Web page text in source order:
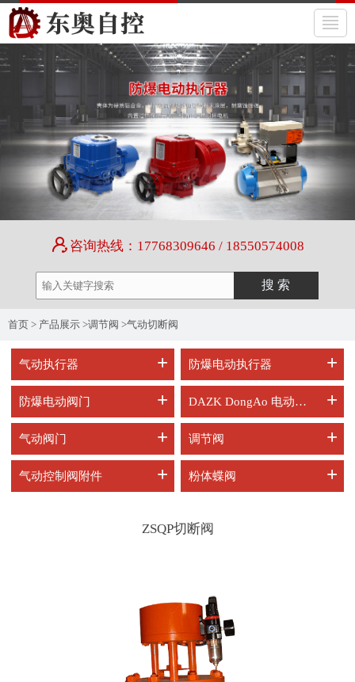
咨询热线：17768309646 / 18550574008
首页 > 产品展示 >调节阀 >气动切断阀
气动执行器 + 防爆电动执行器 +
防爆电动阀门 + DAZK DongAo 电动阀门 +
气动阀门 + 调节阀 +
气动控制阀附件 + 粉体蝶阀 +
ZSQP切断阀